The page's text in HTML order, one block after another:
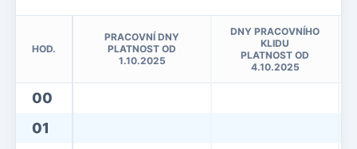
HOD.
PRACOVNÍ DNY
PLATNOST OD
1.10.2025
DNY PRACOVNÍHO
KLIDU
PLATNOST OD
4.10.2025
00
01